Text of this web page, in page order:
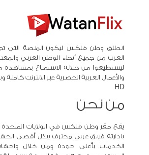
انطلق وطن فلكس ليكون المنصة التي
العرب من جميع أنحاء الوطن العربي
ليستطيعوا من خلاله الاستمتاع بمشاهدة
HD
من نحن
يقع مقر وطن فلكس في الولايات المتحدة
بادارته فريق عربي محترف يبذل أقصى
الخدمات بأعلى جودة ومن خلال